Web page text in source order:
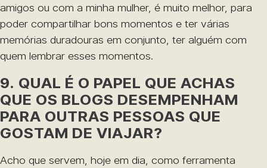
amigos ou com a minha mulher, é muito melhor, para
poder compartilhar bons momentos e ter várias
memórias duradouras em conjunto, ter alguém com
quem lembrar esses momentos.
9. QUAL É O PAPEL QUE ACHAS
QUE OS BLOGS DESEMPENHAM
PARA OUTRAS PESSOAS QUE
GOSTAM DE VIAJAR?
Acho que servem, hoje em dia, como ferramenta